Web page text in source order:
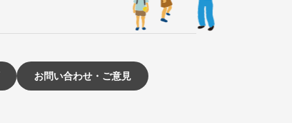
お問い合わせ・ご意見